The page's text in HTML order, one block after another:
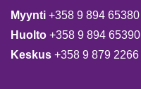
Myynti +358 9 894 65380
Huolto +358 9 894 65390
Keskus +358 9 879 2266